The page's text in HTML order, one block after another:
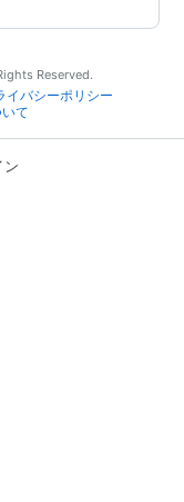
Reserved.
イバシーポリシー
て
ン